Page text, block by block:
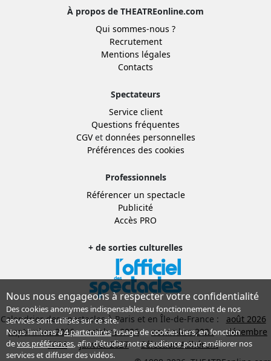
À propos de THEATREonline.com
Qui sommes-nous ?
Recrutement
Mentions légales
Contacts
Spectateurs
Service client
Questions fréquentes
CGVet données personnelles
Préférences des cookies
Professionnels
Référencer un spectacle
Publicité
Accès PRO
+ de sorties culturelles
Calendrier des spectacles à Paris et en Île-de-France :
août 2026
septembre 2026
octobre 2026 novembre 2026
décembre
2026
janvier 2027
Sélection Adhérent
Nous nous engageons à respecter votre confidentialité
Des cookies anonymes indispensables au fonctionnement de nos
services sont utilisés sur ce site.
Nous limitons à4 partenairesl’usage de cookies tiers, en fonction
devos préférences, afin d'étudier notre audience pour améliorer nos
services et diffuser des vidéos.